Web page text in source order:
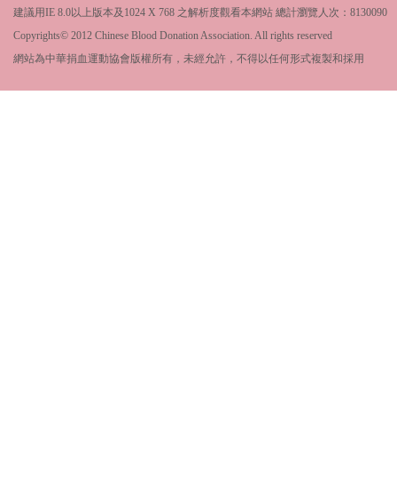
建議用IE 8.0以上版本及1024 X 768 之解析度觀看本網站 總計瀏覽人次： 8130090
Copyrights© 2012 Chinese Blood Donation Association. All rights reserved
網站為中華捐血運動協會版權所有，未經允許，不得以任何形式複製和採用